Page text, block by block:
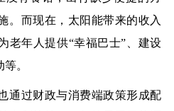
。而现在，太阳能带来的收入
老年人提供“幸福巴士”、建设
。
过财政与消费端政策形成配